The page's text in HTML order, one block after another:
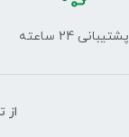
پشتیبانی 24 ساعته
از